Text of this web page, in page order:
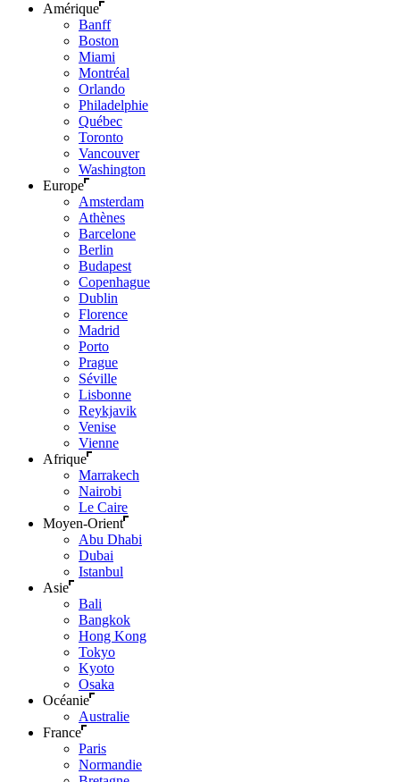
Amérique
Banff
Boston
Miami
Montréal
Orlando
Philadelphie
Québec
Toronto
Vancouver
Washington
Europe
Amsterdam
Athènes
Barcelone
Berlin
Budapest
Copenhague
Dublin
Florence
Madrid
Porto
Prague
Séville
Lisbonne
Reykjavik
Venise
Vienne
Afrique
Marrakech
Nairobi
Le Caire
Moyen-Orient
Abu Dhabi
Dubai
Istanbul
Asie
Bali
Bangkok
Hong Kong
Tokyo
Kyoto
Osaka
Océanie
Australie
France
Paris
Normandie